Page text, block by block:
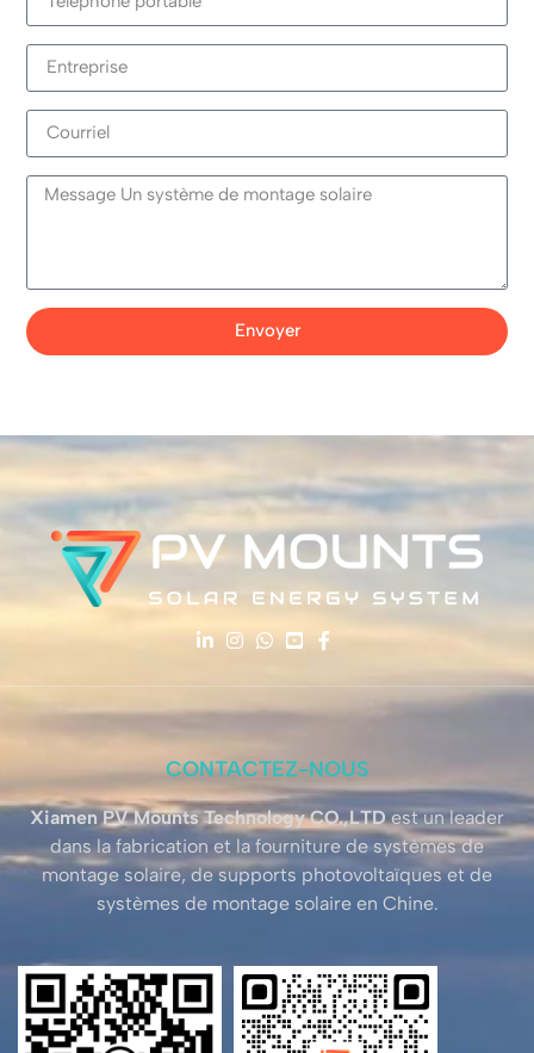
Envoyer
CONTACTEZ-NOUS
Xiamen PV Mounts Technology CO.,LTDest un leader
dans la fabrication et la fourniture de systèmes de
montage solaire, de supports photovoltaïques et de
systèmes de montage solaire en Chine.